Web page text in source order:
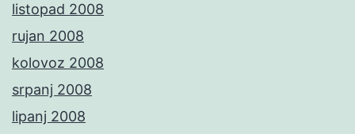
listopad 2008
rujan 2008
kolovoz 2008
srpanj 2008
lipanj 2008